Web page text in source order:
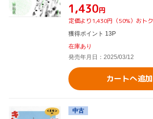
¥1,430円
定価より1,430円（50%）おトク
獲得ポイント 13P
在庫あり
発売年月日：2025/03/12
カートへ追加
中古